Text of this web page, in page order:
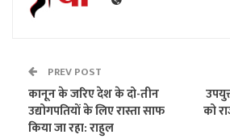
PREV POST
कानून के जरिए देश के दो-तीन
उद्योगपतियों के लिए रास्ता साफ
किया जा रहा: राहुल
को